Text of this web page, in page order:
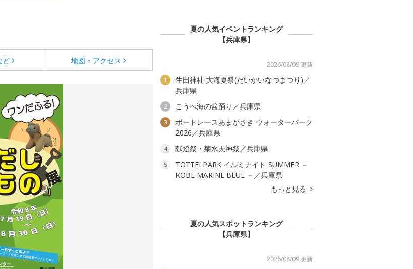
ど 地図・アクセス
夏の人気イベントランキング
【兵庫県】
2026/08/09 更新
1
生田神社 大海夏祭(だいかいなつまつり)／
兵庫県
2 こうべ海の盆踊り／兵庫県
3
ボートレースあまがさき ウォーターパーク
2026／兵庫県
4 献燈祭・菊水天神祭／兵庫県
5
TOTTEI PARK イルミナイト SUMMER －
KOBE MARINE BLUE －／兵庫県
もっと見る
夏の人気スポットランキング
【兵庫県】
2026/08/09 更新